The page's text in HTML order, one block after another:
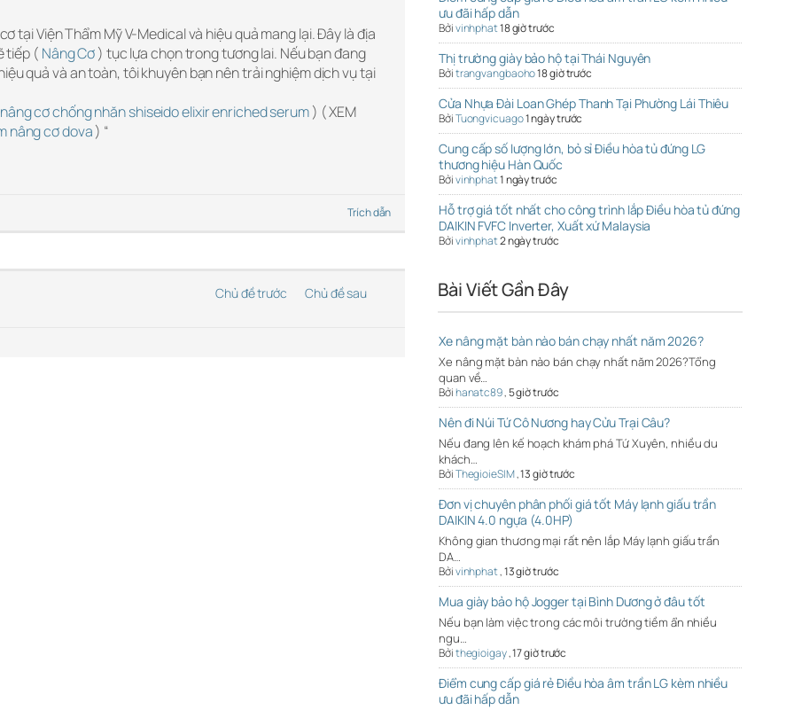
tại Viện Thẩm Mỹ V-Medical và hiệu quả mang lại. Đây là địa
tiếp ( Nâng Cơ) tục lựa chọn trong tương lai. Nếu bạn đang
quả và an toàn, tôi khuyên bạn nên trải nghiệm dịch vụ tại
cơ chống nhăn shiseido elixir enriched serum) ( XEM
nâng cơ dova) “
Trích dẫn
Chủ đề trước Chủ đề sau
ưu đãi hấp dẫn
Bởivinhphat18 giờ trước
Thị trường giày bảo hộ tại Thái Nguyên
Bởitrangvangbaoho18 giờ trước
Cửa Nhựa Đài Loan Ghép Thanh Tại Phường Lái Thiêu
BởiTuongvicuago1 ngày trước
Cung cấp số lượng lớn, bỏ sỉ Điều hòa tủ đứng LG
thương hiệu Hàn Quốc
Bởivinhphat1 ngày trước
Hỗ trợ giá tốt nhất cho công trình lắp Điều hòa tủ đứng
DAIKIN FVFC Inverter, Xuất xứ Malaysia
Bởivinhphat2 ngày trước
Bài Viết Gần Đây
Xe nâng mặt bàn nào bán chạy nhất năm 2026?
Xe nâng mặt bàn nào bán chạy nhất năm 2026?Tổng
quan về…
Bởihanatc89,5 giờ trước
Nên đi Núi Tứ Cô Nương hay Cửu Trại Câu?
Nếu đang lên kế hoạch khám phá Tứ Xuyên, nhiều du
khách…
BởiThegioieSIM,13 giờ trước
Đơn vị chuyên phân phối giá tốt Máy lạnh giấu trần
DAIKIN 4.0 ngựa (4.0HP)
Không gian thương mại rất nên lắp Máy lạnh giấu trần
DA…
Bởivinhphat,13 giờ trước
Mua giày bảo hộ Jogger tại Bình Dương ở đâu tốt
Nếu bạn làm việc trong các môi trường tiềm ẩn nhiều
ngu…
Bởithegioigay,17 giờ trước
Điểm cung cấp giá rẻ Điều hòa âm trần LG kèm nhiều
ưu đãi hấp dẫn